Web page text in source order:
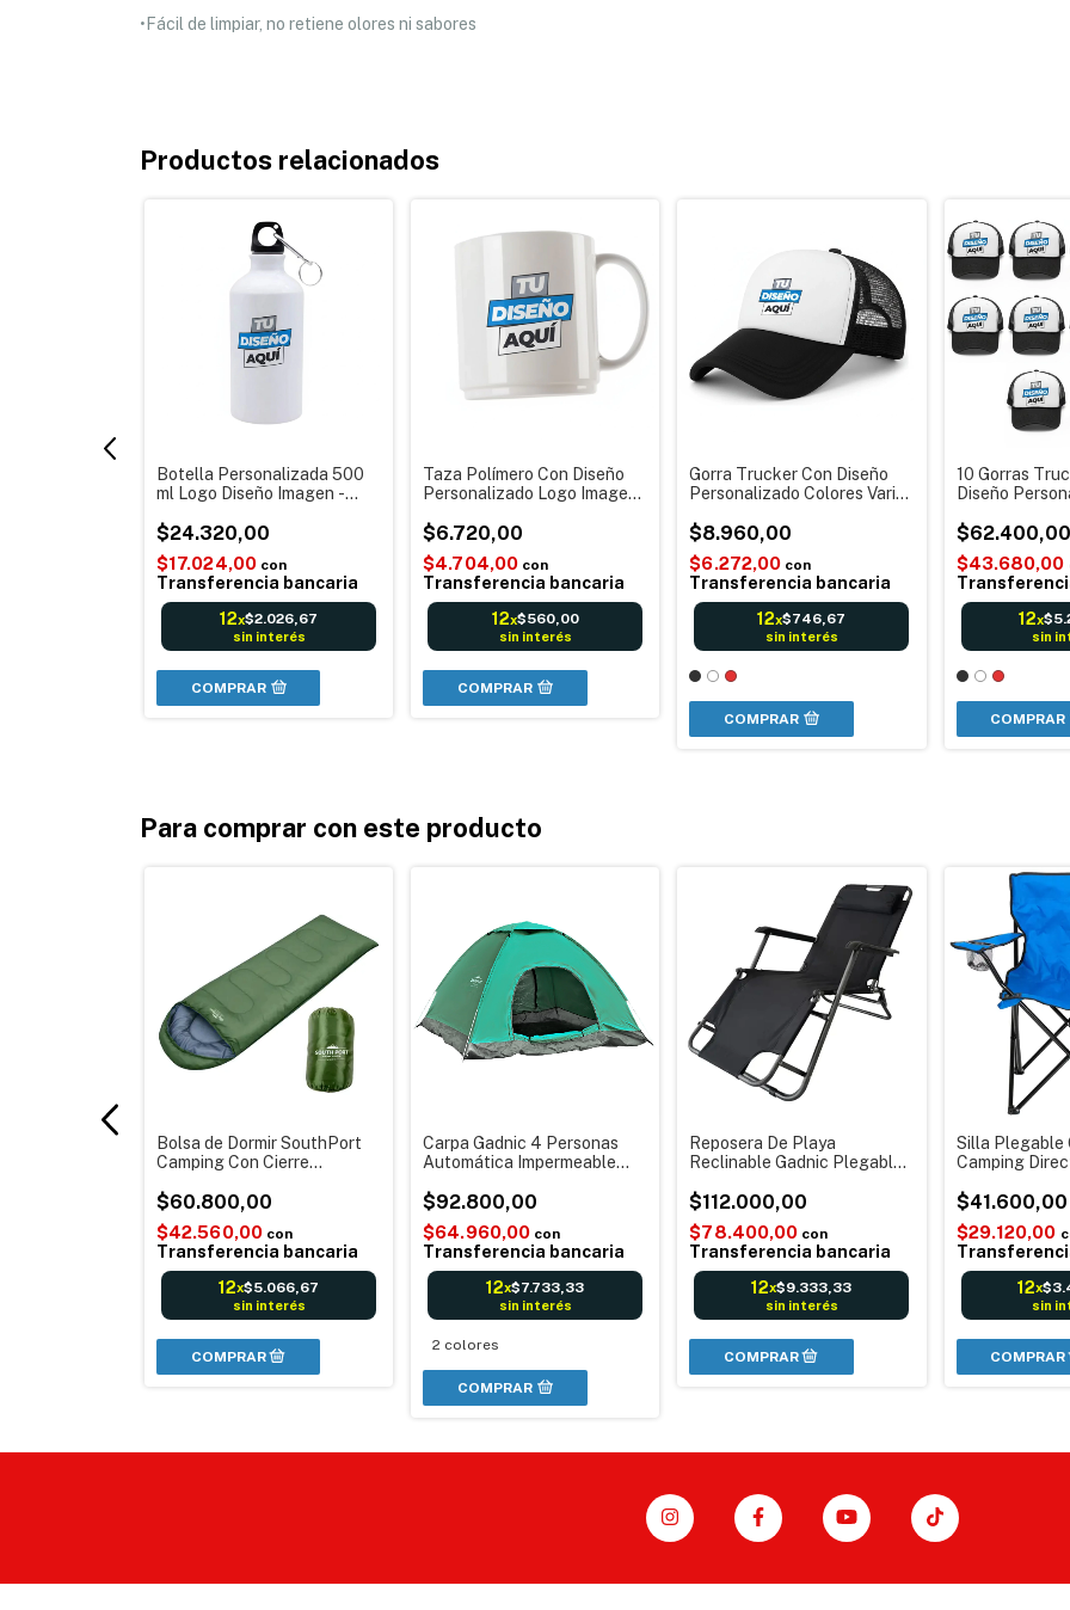
•Fácil de limpiar, no retiene olores ni sabores
Productos relacionados
Botella Personalizada 500
ml Logo Diseño Imagen -
$24.320,00
$17.024,00 con
Transferencia bancaria
12x$2.026,67
sin interés
COMPRAR
Taza Polímero Con Diseño
Personalizado Logo Imagen
Pack x 10
$6.720,00
$4.704,00 con
Transferencia bancaria
12x$560,00
sin interés
COMPRAR
Gorra Trucker Con Diseño
Personalizado Colores Varios
$8.960,00
$6.272,00 con
Transferencia bancaria
12x$746,67
sin interés
COMPRAR
10 Gorras
Diseño
Talle Regulable
$62.400,00
$43.680,00
12x
sin
COMPRAR
Para comprar con este producto
Bolsa de Dormir SouthPort
Camping Con Cierre
Córdoba Envíos
$60.800,00
$42.560,00 con
Transferencia bancaria
12x$5.066,67
sin interés
Carpa Gadnic 4 Personas
Automática Impermeable
20x20 con Bolso
$92.800,00
$64.960,00 con
Transferencia bancaria
12x$7.733,33
sin interés
2 colores
COMPRAR
Reposera De Playa
Reclinable Gadnic Plegable
$112.000,00
$78.400,00 con
Transferencia bancaria
12x$9.333,33
sin interés
Silla Plegable
Camping
Campamento
Envíos
$41.600,00
$29.120,00
12x
sin